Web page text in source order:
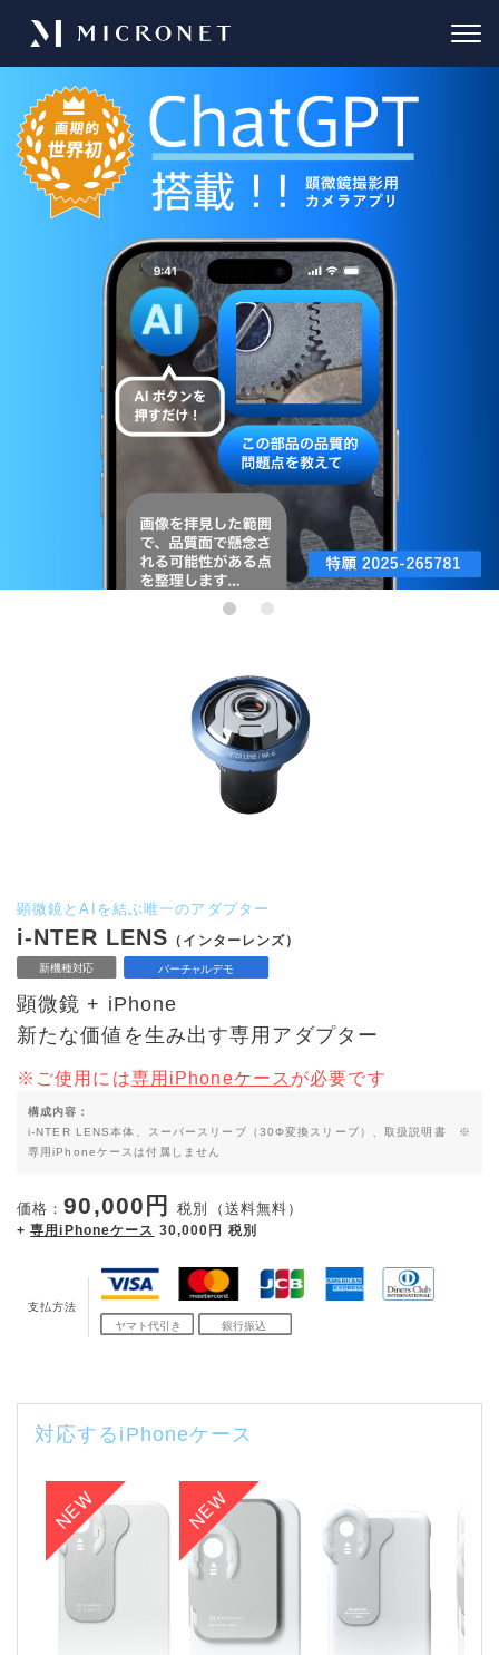
顕微鏡とAIを結ぶ唯一のアダプター
i-NTER LENS （インターレンズ）
顕微鏡 + iPhone
新たな価値を生み出す専用アダプター
※ご使用には専用iPhoneケース が必要です
構成内容：
i-NTER LENS本体、スーパースリーブ（30Φ変換スリーブ）、取扱説明書 ※
専用iPhoneケースは付属しません
価格：90,000円税別（送料無料）
+専用iPhoneケース 30,000円 税別
支払方法
対応するiPhoneケース